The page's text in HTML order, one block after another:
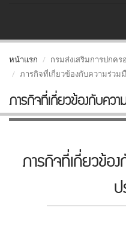
หน้าแรก
กรมส่งเสริมการปกคร
ภารกิจที่เกี่ยวข้องกับความร่วม
ภารกิจที่เกี่ยวข้องกับคว
ภารกิจที่เกี่ยวข้อ